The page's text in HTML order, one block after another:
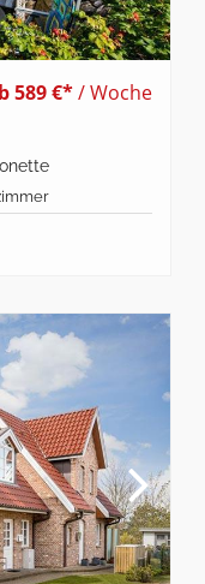
589 €*/ Woche